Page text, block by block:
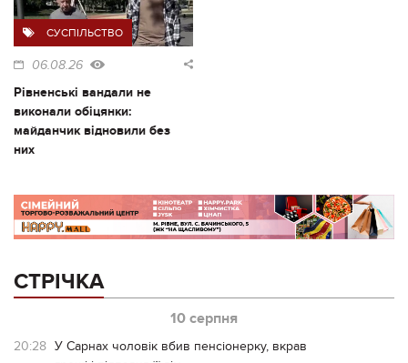
СУСПІЛЬСТВО
06.08.26
Рівненські вандали не
виконали обіцянки:
майданчик відновили без
них
СТРІЧКА
10 серпня
20:28 У Сарнах чоловік вбив пенсіонерку, вкрав